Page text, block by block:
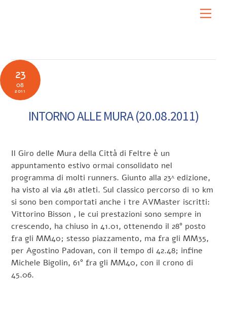
23
08
2011
INTORNO ALLE MURA (20.08.2011)
Il Giro delle Mura della Città di Feltre è un
appuntamento estivo ormai consolidato nel
programma di molti runners. Giunto alla 23^ edizione,
ha visto al via 481 atleti. Sul classico percorso di 10 km
si sono ben comportati anche i tre AVMaster iscritti:
Vittorino Bisson , le cui prestazioni sono sempre in
crescendo, ha chiuso in 41.01, ottenendo il 28° posto
fra gli MM40; stesso piazzamento, ma fra gli MM35,
per Agostino Padovan, con il tempo di 42.48; infine
Michele Bigolin, 61° fra gli MM40, con il crono di
45.06.